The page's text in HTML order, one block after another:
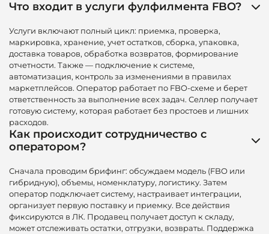
Что входит в услуги фулфилмента FBO?
Услуги включают полный цикл: приемка, проверка,
маркировка, хранение, учет остатков, сборка, упаковка,
доставка товаров, обработка возвратов, формирование
отчетности. Также — подключение к системе,
автоматизация, контроль за изменениями в правилах
маркетплейсов. Оператор работает по FBO-схеме и берет
ответственность за выполнение всех задач. Селлер получает
готовую систему, которая работает без простоев и лишних
расходов.
Как происходит сотрудничество с
оператором?
Сначала проводим брифинг: обсуждаем модель (FBO или
гибридную), объемы, номенклатуру, логистику. Затем
оператор подключает систему, настраивает интеграции,
организует первую поставку и приемку. Все действия
фиксируются в ЛК. Продавец получает доступ к складу,
может отслеживать остатки, отгрузки, возвраты. Поддержка